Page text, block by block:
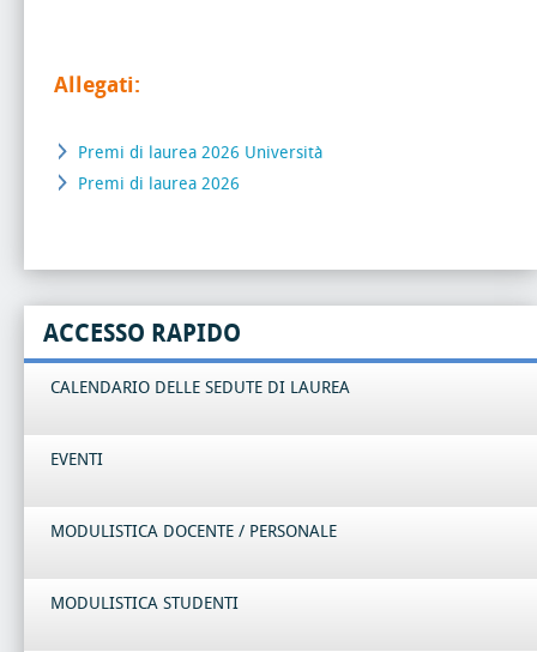
Allegati:
Premi di laurea 2026 Università
Premi di laurea 2026
ACCESSO RAPIDO
CALENDARIO DELLE SEDUTE DI LAUREA
EVENTI
MODULISTICA DOCENTE / PERSONALE
MODULISTICA STUDENTI